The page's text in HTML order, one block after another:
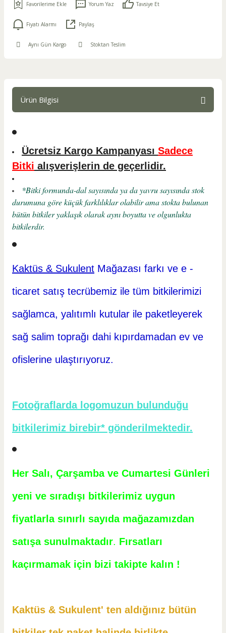
Yorum Yaz Tavsiye Et
Fiyatı Alarmı Paylaş
Aynı Gün Kargo Stoktan Teslim
Ürün Bilgisi
Ücretsiz Kargo Kampanyası Sadece
Bitki alışverişlerin de geçerlidir.
*Bitki formunda-dal sayısında ya da yavru sayısında stok
durumuna göre küçük farklılıklar olabilir ama stokta bulunan
bütün bitkiler yaklaşık olarak aynı boyutta ve olgunlukta
bitkilerdir.
Kaktüs & Sukulent Mağazası farkı ve e -
ticaret satış tecrübemiz ile tüm bitkilerimizi
sağlamca, yalıtımlı kutular ile paketleyerek
sağ salim toprağı dahi kıpırdamadan ev ve
ofislerine ulaştırıyoruz.
Fotoğraflarda logomuzun bulunduğu
bitkilerimiz birebir* gönderilmektedir.
Her Salı, Çarşamba ve Cumartesi Günleri
yeni ve sıradışı bitkilerimiz uygun
fiyatlarla sınırlı sayıda mağazamızdan
satışa sunulmaktadır. Fırsatları
kaçırmamak için bizi takipte kalın !
Kaktüs & Sukulent' ten aldığınız bütün